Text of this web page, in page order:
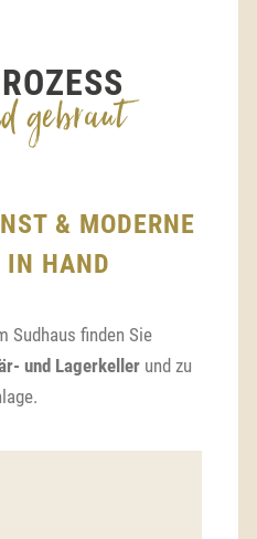
gebraut
& MODERNE
IN HAND
Sudhaus finden Sie
und Lagerkeller und zu